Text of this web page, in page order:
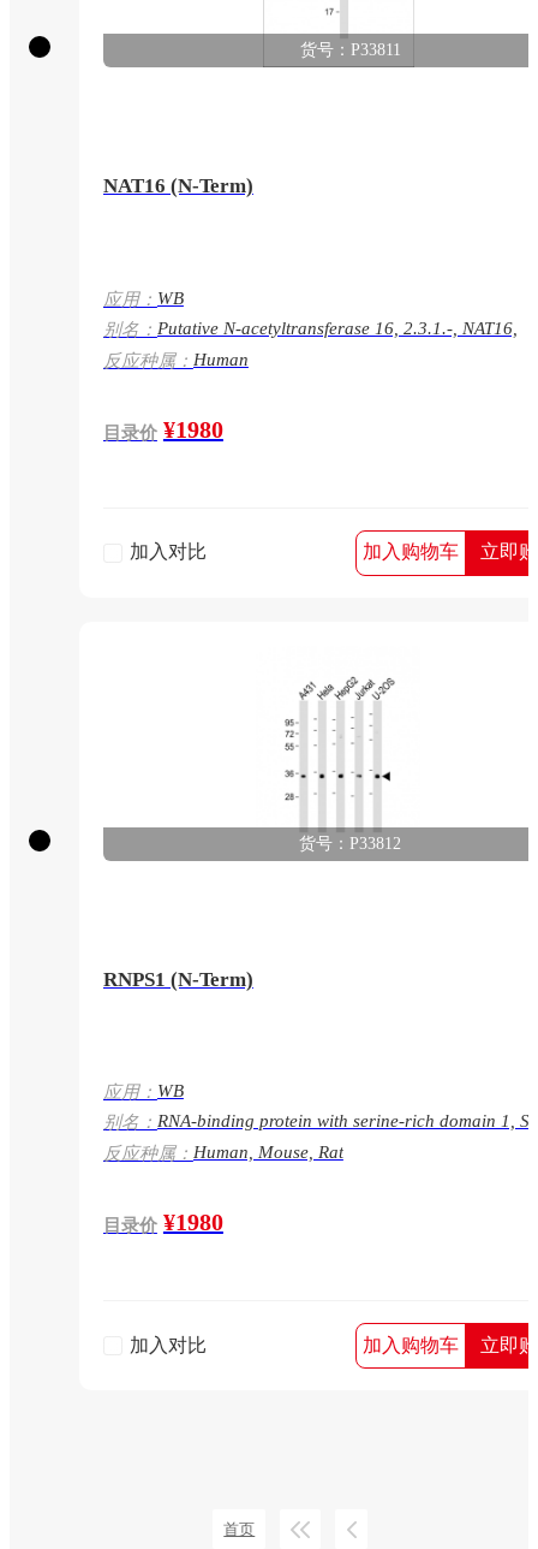
货号：P33811
NAT16 (N-Term)
应用： WB
别名： Putative N-acetyltransferase 16, 2.3.1.-, NAT16,
C7orf52
反应种属： Human
目录价 ¥1980
加入对比 加入购物车 立即
货号：P33812
RNPS1 (N-Term)
应用： WB
别名： RNA-binding protein with serine-rich domain 1,
related protein LDC2, RNPS1, LDC2
反应种属： Human, Mouse, Rat
目录价 ¥1980
加入对比 加入购物车 立即
首页